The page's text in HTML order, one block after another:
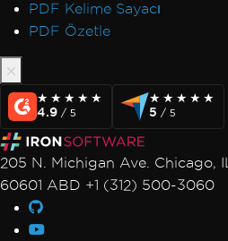
PDF Kelime Sayacı
PDF Özetle
★★★★★
★★★★★
4.9 / 5
★★★★★
★★★★★
5 / 5
205 N. Michigan Ave. Chicago, IL
60601 ABD +1 (312) 500-3060